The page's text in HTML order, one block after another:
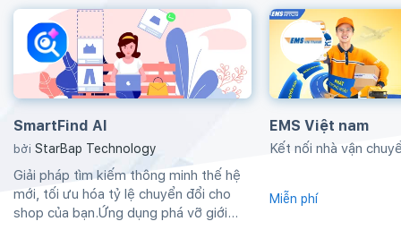
SmartFind AI
bởi StarBap Technology
Giải pháp tìm kiếm thông minh thế hệ
mới, tối ưu hóa tỷ lệ chuyển đổi cho
shop của bạn.Ứng dụng phá vỡ giới
EMS Việt nam
Kết nối nhà vận
Miễn phí